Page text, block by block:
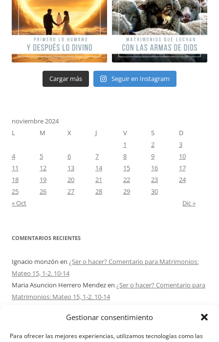
Gestionar consentimiento
Para ofrecer las mejores experiencias, utilizamos tecnologías como las
Cargar más Seguir en Instagram
noviembre 2024
L
M X J V S
D
1
2
3
4
5 6 7 8 9
10
11
12 13 14 15 16
17
18
19 20 21 22 23
24
25
26 27 28 29
30
« Oct
Dic »
COMENTARIOS RECIENTES
Ignacio monzón en ¿Ser o hacer? Comentario para Matrimonios:
Mateo 15, 1-2. 10-14
Maria Asuncion Herrero Mendezen ¿Ser o hacer? Comentario para
Matrimonios: Mateo 15, 1-2. 10-14
7 – 9 AGOSTO 2026
Ezio Vendrame
en
Acudid siempre al Señor. Comentario para